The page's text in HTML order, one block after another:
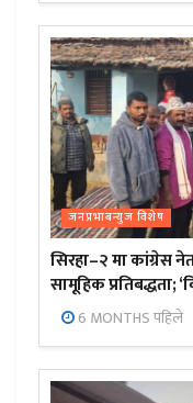
जनप्रभाबन्युज विशेष
सिरहा–२ मा कांग्रेस
सामूहिक प्रतिबद्धता;
6 MONTHS पहिले